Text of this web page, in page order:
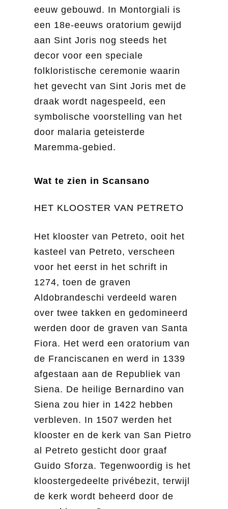
eeuw gebouwd. In Montorgiali is
een 18e-eeuws oratorium gewijd
aan Sint Joris nog steeds het
decor voor een speciale
folkloristische ceremonie waarin
het gevecht van Sint Joris met de
draak wordt nagespeeld, een
symbolische voorstelling van het
door malaria geteisterde
Maremma-gebied.
Wat te zien in Scansano
HET KLOOSTER VAN PETRETO
Het klooster van Petreto, ooit het
kasteel van Petreto, verscheen
voor het eerst in het schrift in
1274, toen de graven
Aldobrandeschi verdeeld waren
over twee takken en gedomineerd
werden door de graven van Santa
Fiora. Het werd een oratorium van
de Franciscanen en werd in 1339
afgestaan aan de Republiek van
Siena. De heilige Bernardino van
Siena zou hier in 1422 hebben
verbleven. In 1507 werden het
klooster en de kerk van San Pietro
al Petreto gesticht door graaf
Guido Sforza. Tegenwoordig is het
kloostergedeelte privébezit, terwijl
de kerk wordt beheerd door de